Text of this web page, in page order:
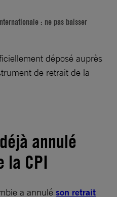
: ne pas baisser
déposé auprès
de retrait de la
annulé
la CPI
a annulé son retrait